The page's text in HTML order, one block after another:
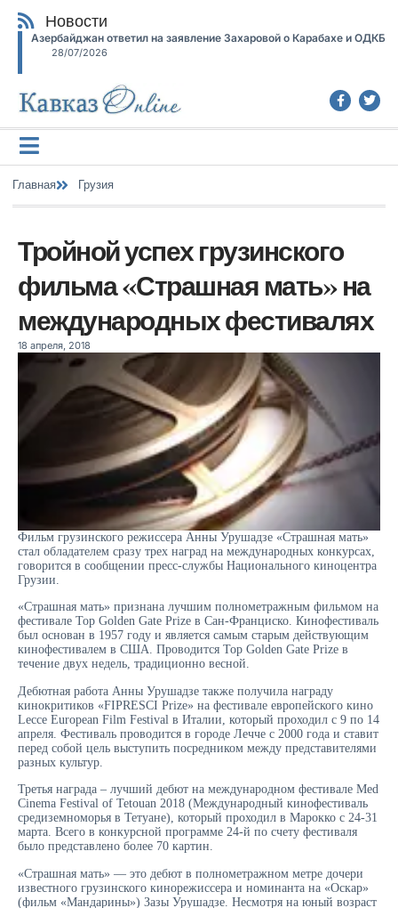
Новости
Азербайджан ответил на заявление Захаровой о Карабахе и ОДКБ
28/07/2026
Главная Грузия
Тройной успех грузинского
фильма «Страшная мать» на
международных фестивалях
18 апреля, 2018
Фильм грузинского режиссера Анны Урушадзе «Страшная мать»
стал обладателем сразу трех наград на международных конкурсах,
говорится в сообщении пресс-службы Национального киноцентра
Грузии.
«Страшная мать» признана лучшим полнометражным фильмом на
фестивале Top Golden Gate Prize в Сан-Франциско. Кинофестиваль
был основан в 1957 году и является самым старым действующим
кинофестивалем в США. Проводится Top Golden Gate Prize в
течение двух недель, традиционно весной.
Дебютная работа Анны Урушадзе также получила награду
кинокритиков «FIPRESCI Prize» на фестивале европейского кино
Lecce European Film Festival в Италии, который проходил с 9 по 14
апреля. Фестиваль проводится в городе Лечче с 2000 года и ставит
перед собой цель выступить посредником между представителями
разных культур.
Третья награда – лучший дебют на международном фестивале Med
Cinema Festival of Tetouan 2018 (Международный кинофестиваль
средиземноморья в Тетуане), который проходил в Марокко с 24-31
марта. Всего в конкурсной программе 24-й по счету фестиваля
было представлено более 70 картин.
«Страшная мать» — это дебют в полнометражном метре дочери
известного грузинского кинорежиссера и номинанта на «Оскар»
(фильм «Мандарины») Зазы Урушадзе. Несмотря на юный возраст